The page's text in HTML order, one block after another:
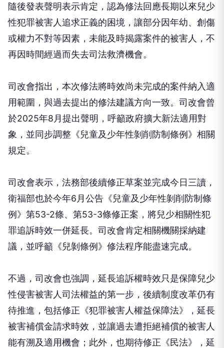
隨後發表聲明表示肯定，認為修法回應長期以來兒少
性犯罪被害人追求正義的困境，讓部分因年幼、創傷
或權力不對等因素，未能及時揭露案件的被害人，不
再因時間經過而失去司法救濟機會。
司改會指出，本次修法將時效尚未完成的案件納入適
用範圍，與過去提出的修法建議方向一致。司改會曾
於2025年8月提出聲明，呼籲政府擴大新法適用對
象，並同步調整《兒童及少年性剝削防制條例》相關
規定。
司改會表示，法務部後續修正草案並完成今日三讀，
衛福部也於今年6月公告《兒童及少年性剝削防制條
例》第53-2條、第53-3條修正案，將兒少相關性犯
罪追訴時效一併延長。司改會肯定相關機關採納建
議，並呼籲《兒剝條例》修法程序能盡速完成。
不過，司改會也強調，延長追訴權時效只是保障兒少
性侵害被害人司法權益的第一步，後續制度改革仍有
待推進，包括修正《犯罪被害人權益保障法》，延長
被害補償金請求時效，並讓過去遭拒絕補償的被害人
能有溯及適用機會；此外，也期待修正《民法》，延